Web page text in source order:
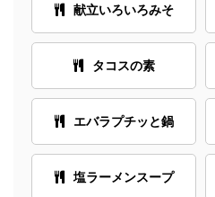
献立いろいろみそ
タコスの素
エバラプチッと鍋
塩ラーメンスープ